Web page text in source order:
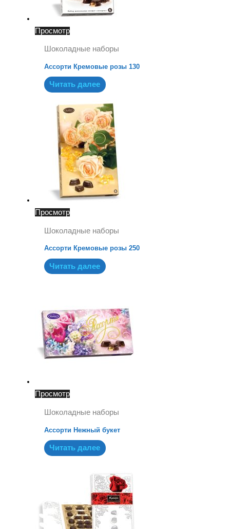
Просмотр
Шоколадные наборы
Ассорти Кремовые розы 130
Читать далее
Просмотр
Шоколадные наборы
Ассорти Кремовые розы 250
Читать далее
Просмотр
Шоколадные наборы
Ассорти Нежный букет
Читать далее